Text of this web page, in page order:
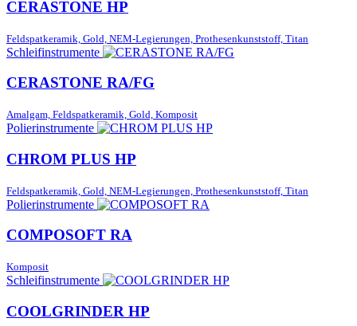
CERASTONE HP
Feldspatkeramik, Gold, NEM-Legierungen, Prothesenkunststoff, Titan
Schleifinstrumente
CERASTONE RA/FG
Amalgam, Feldspatkeramik, Gold, Komposit
Polierinstrumente
CHROM PLUS HP
Feldspatkeramik, Gold, NEM-Legierungen, Prothesenkunststoff, Titan
Polierinstrumente
COMPOSOFT RA
Komposit
Schleifinstrumente
COOLGRINDER HP